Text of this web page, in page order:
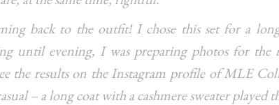
back to the outfit! I chose this set for a
until evening, I was preparing photos for
the results on the Instagram profile of MLE
– a long coat with a cashmere sweater played